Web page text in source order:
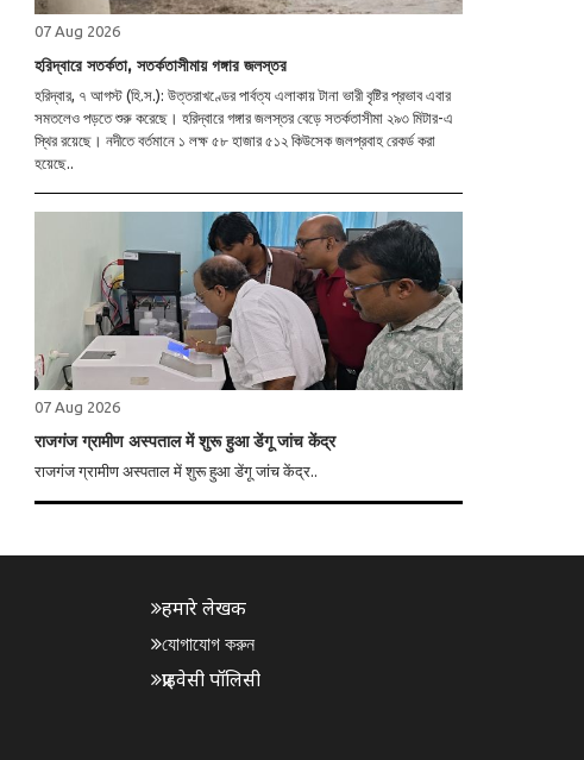
07 Aug 2026
হরিদ্বারে সতর্কতা, সতর্কতাসীমায় গঙ্গার জলস্তর
হরিদ্বার, ৭ আগস্ট (হি.স.): উত্তরাখণ্ডের পার্বত্য এলাকায় টানা ভারী বৃষ্টির প্রভাব এবার
সমতলেও পড়তে শুরু করেছে। হরিদ্বারে গঙ্গার জলস্তর বেড়ে সতর্কতাসীমা ২৯৩ মিটার-এ
স্থির রয়েছে। নদীতে বর্তমানে ১ লক্ষ ৫৮ হাজার ৫১২ কিউসেক জলপ্রবাহ রেকর্ড করা
হয়েছে..
07 Aug 2026
राजगंज ग्रामीण अस्पताल में शुरू हुआ डेंगू जांच केंद्र
राजगंज ग्रामीण अस्पताल में शुरू हुआ डेंगू जांच केंद्र..
हमारे लेखक
যোগাযোগ করুন
प्राइवेसी पॉलिसी